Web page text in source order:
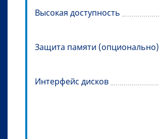
Высокая доступность
Защита памяти (опционально)
Интерфейс дисков